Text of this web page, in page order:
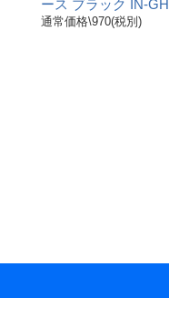
ース ブラック IN-
通常価格\970(税別)